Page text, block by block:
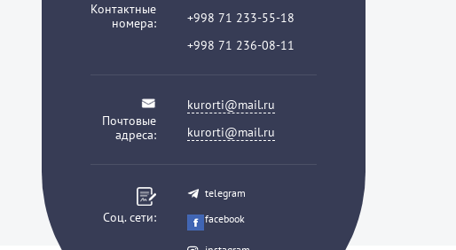
Контактные
номера:
+998 71 233-55-18
+998 71 236-08-11
Почтовые
адреса:
kurorti@mail.ru
kurorti@mail.ru
Соц. сети:
telegram
facebook